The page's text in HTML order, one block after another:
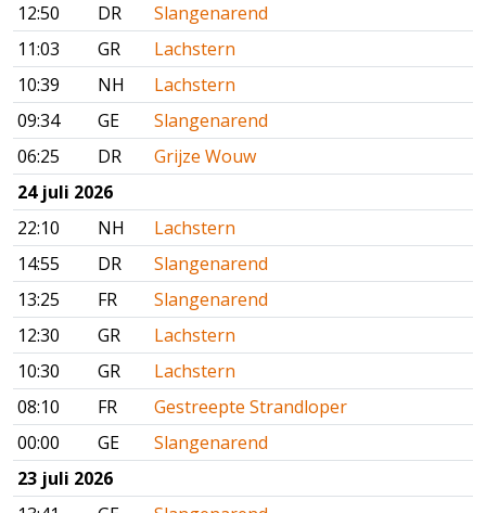
12:50
DR
Slangenarend
11:03
GR
Lachstern
10:39
NH
Lachstern
09:34
GE
Slangenarend
06:25
DR
Grijze Wouw
24 juli 2026
22:10
NH
Lachstern
14:55
DR
Slangenarend
13:25
FR
Slangenarend
12:30
GR
Lachstern
10:30
GR
Lachstern
08:10
FR
Gestreepte Strandloper
00:00
GE
Slangenarend
23 juli 2026